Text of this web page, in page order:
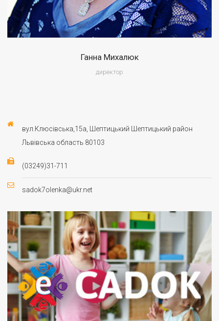
Ганна Михалюк
директор
вул.Клюсівська,15а, Шептицький Шептицький район
Львівська область 80103
(03249)31-711
sadok7olenka@ukr.net